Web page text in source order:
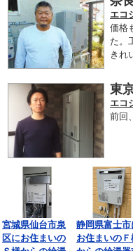
エコ
価格
た。
きれ
東
エコ
前回
宮城県仙台市泉
区にお住まいの
静岡県富士市
お住まいのＦ